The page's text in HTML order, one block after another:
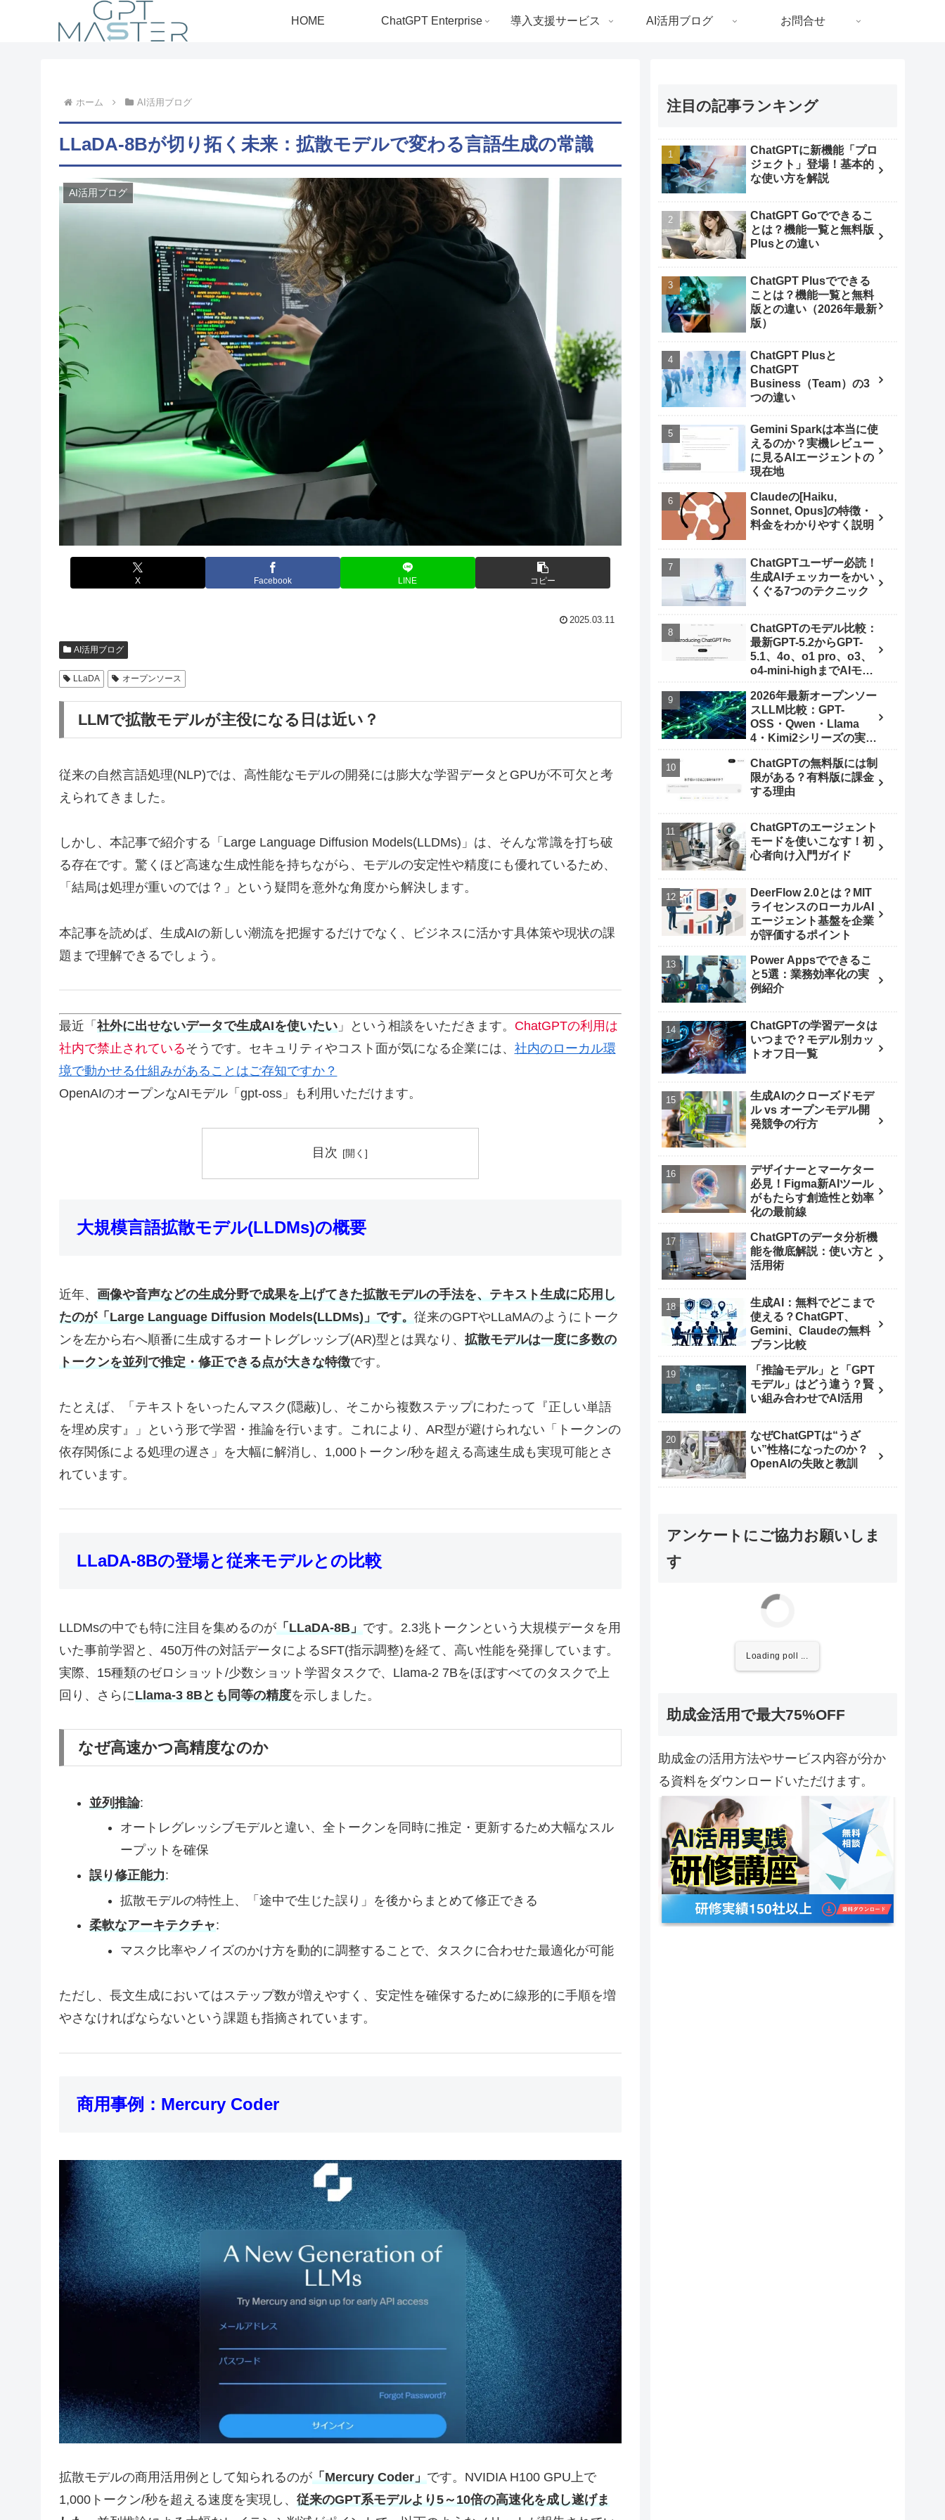
HOME ChatGPT Enterprise 導入支援サービス AI活用ブログ お問合せ
ホーム AI活用ブログ
LLaDA-8Bが切り拓く未来：拡散モデルで変わる言語生成の常識
AI活用ブログ
X Facebook LINE コピー
2025.03.11
AI活用ブログ
LLaDA オープンソース
LLMで拡散モデルが主役になる日は近い？
従来の自然言語処理(NLP)では、高性能なモデルの開発には膨大な学習データとGPUが不可欠と考
えられてきました。
しかし、本記事で紹介する「Large Language Diffusion Models(LLDMs)」は、そんな常識を打ち破
る存在です。驚くほど高速な生成性能を持ちながら、モデルの安定性や精度にも優れているため、
「結局は処理が重いのでは？」という疑問を意外な角度から解決します。
本記事を読めば、生成AIの新しい潮流を把握するだけでなく、ビジネスに活かす具体策や現状の課
題まで理解できるでしょう。
最近「 社外に出せないデータで生成AIを使いたい」という相談をいただきます。 ChatGPTの利用は
社内で禁止されているそうです。セキュリティやコスト面が気になる企業には、 社内のローカル環
境で動かせる仕組みがあることはご存知ですか？
OpenAIのオープンなAIモデル「gpt-oss」も利用いただけます。
目次
大規模言語拡散モデル(LLDMs)の概要
近年、 画像や音声などの生成分野で成果を上げてきた拡散モデルの手法を、テキスト生成に応用し
たのが「Large Language Diffusion Models(LLDMs)」です。 従来のGPTやLLaMAのようにトーク
ンを左から右へ順番に生成するオートレグレッシブ(AR)型とは異なり、 拡散モデルは一度に多数の
トークンを並列で推定・修正できる点が大きな特徴です。
たとえば、「テキストをいったんマスク(隠蔽)し、そこから複数ステップにわたって『正しい単語
を埋め戻す』」という形で学習・推論を行います。これにより、AR型が避けられない「トークンの
依存関係による処理の遅さ」を大幅に解消し、1,000トークン/秒を超える高速生成も実現可能とさ
れています。
LLaDA-8Bの登場と従来モデルとの比較
LLDMsの中でも特に注目を集めるのが「LLaDA-8B」 です。2.3兆トークンという大規模データを用
いた事前学習と、450万件の対話データによるSFT(指示調整)を経て、高い性能を発揮しています。
実際、15種類のゼロショット/少数ショット学習タスクで、Llama-2 7Bをほぼすべてのタスクで上
回り、さらにLlama-3 8Bとも同等の精度を示しました。
なぜ高速かつ高精度なのか
並列推論:
オートレグレッシブモデルと違い、全トークンを同時に推定・更新するため大幅なスル
ープットを確保
誤り修正能力:
拡散モデルの特性上、「途中で生じた誤り」を後からまとめて修正できる
柔軟なアーキテクチャ:
マスク比率やノイズのかけ方を動的に調整することで、タスクに合わせた最適化が可能
ただし、長文生成においてはステップ数が増えやすく、安定性を確保するために線形的に手順を増
やさなければならないという課題も指摘されています。
商用事例：Mercury Coder
拡散モデルの商用活用例として知られるのが「Mercury Coder」 です。NVIDIA H100 GPU上で
1,000トークン/秒を超える速度を実現し、 従来のGPT系モデルより5～10倍の高速化を成し遂げま
注目の記事ランキング
ChatGPTに新機能「プロ
ジェクト」登場！基本的
な使い方を解説
ChatGPT Goでできるこ
とは？機能一覧と無料版
Plusとの違い
ChatGPT Plusでできる
ことは？機能一覧と無料
版との違い（2026年最新
版）
ChatGPT Plusと
ChatGPT
Business（Team）の3
つの違い
Gemini Sparkは本当に使
えるのか？実機レビュー
に見るAIエージェントの
現在地
Claudeの[Haiku,
Sonnet, Opus]の特徴・
料金をわかりやすく説明
ChatGPTユーザー必読！
生成AIチェッカーをかい
くぐる7つのテクニック
ChatGPTのモデル比較：
最新GPT-5.2からGPT-
5.1、4o、o1 pro、o3、
o4-mini-highまでAIモデ
2026年最新オープンソー
スLLM比較：GPT-
OSS・Qwen・Llama
4・Kimi2シリーズの実力
ChatGPTの無料版には制
限がある？有料版に課金
する理由
ChatGPTのエージェント
モードを使いこなす！初
心者向け入門ガイド
DeerFlow 2.0とは？MIT
ライセンスのローカルAI
エージェント基盤を企業
が評価するポイント
Power Appsでできるこ
と5選：業務効率化の実
例紹介
ChatGPTの学習データは
いつまで？モデル別カッ
トオフ日一覧
生成AIのクローズドモデ
ル vs オープンモデル開
発競争の行方
デザイナーとマーケター
必見！Figma新AIツール
がもたらす創造性と効率
化の最前線
ChatGPTのデータ分析機
能を徹底解説：使い方と
活用術
生成AI：無料でどこまで
使える？ChatGPT、
Gemini、Claudeの無料
プラン比較
「推論モデル」と「GPT
モデル」はどう違う？賢
い組み合わせでAI活用
なぜChatGPTは“うざ
い”性格になったのか？
OpenAIの失敗と教訓
アンケートにご協力お願いしま
す
Loading poll ...
助成金活用で最大75%OFF
助成金の活用方法やサービス内容が分か
る資料をダウンロードいただけます。